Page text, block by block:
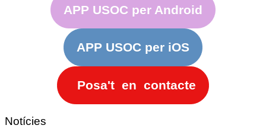
APP USOC per Android
APP USOC per iOS
Posa't en contacte
Notícies